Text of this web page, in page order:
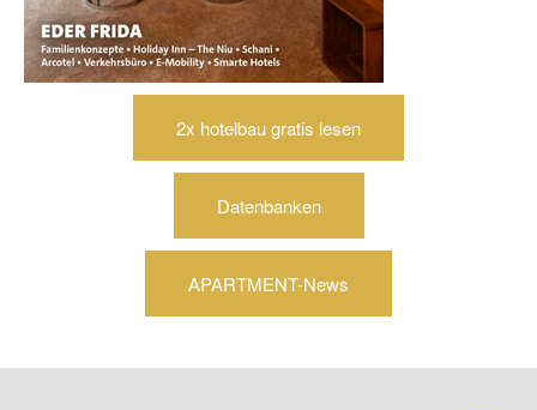
2x hotelbau gratis lesen
Datenbanken
APARTMENT-News